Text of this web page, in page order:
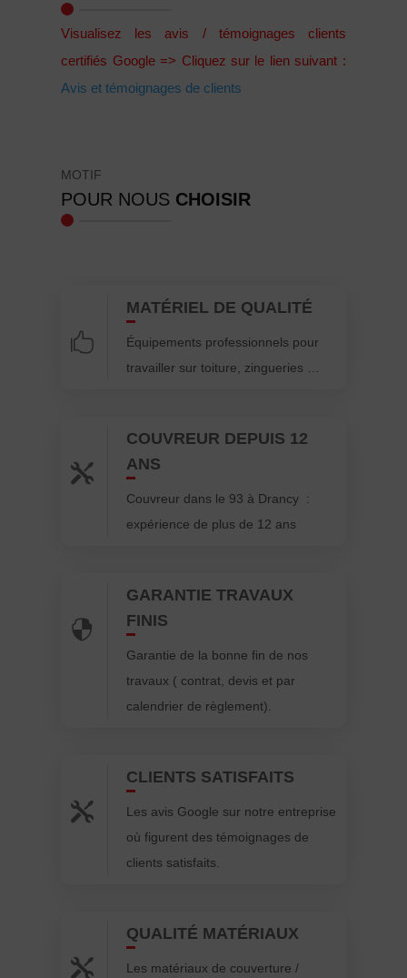
Visualisez les avis / témoignages clients
certifiés Google => Cliquez sur le lien suivant :
Avis et témoignages de clients
MOTIF
POUR NOUS CHOISIR

MATÉRIEL DE QUALITÉ
Équipements professionnels pour
travailler sur toiture, zingueries …

COUVREUR DEPUIS 12
ANS
Couvreur dans le 93 à Drancy :
expérience de plus de 12 ans

GARANTIE TRAVAUX
FINIS
Garantie de la bonne fin de nos
travaux ( contrat, devis et par
calendrier de règlement).

CLIENTS SATISFAITS
Les avis Google sur notre entreprise
où figurent des témoignages de
clients satisfaits.

QUALITÉ MATÉRIAUX
Les matériaux de couverture /